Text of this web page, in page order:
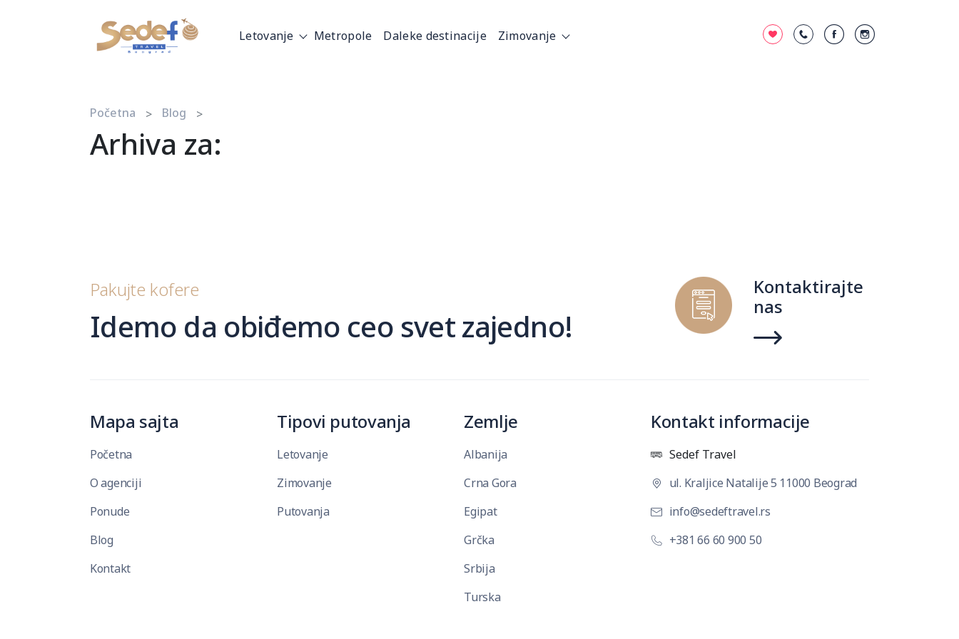
Letovanje Metropole Daleke destinacije Zimovanje
Početna Blog
Arhiva za:
Pakujte kofere
Idemo da obiđemo ceo svet zajedno!
Kontaktirajte
nas
Mapa sajta
Početna
O agenciji
Ponude
Blog
Kontakt
Tipovi putovanja
Letovanje
Zimovanje
Putovanja
Zemlje
Albanija
Crna Gora
Egipat
Grčka
Srbija
Turska
Kontakt informacije
Sedef Travel
ul. Kraljice Natalije 5 11000 Beograd
info@sedeftravel.rs
+381 66 60 900 50